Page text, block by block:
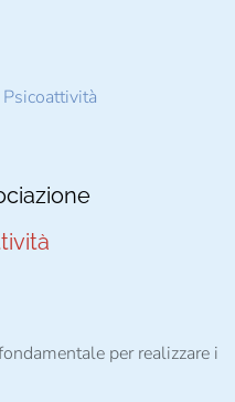
per realizzare i